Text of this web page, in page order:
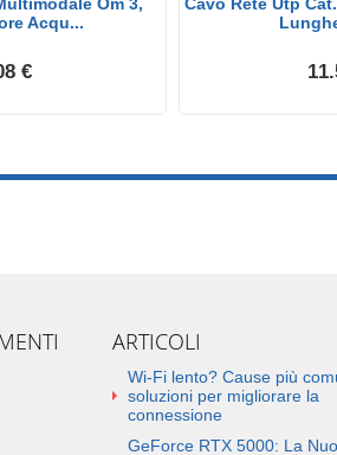
Acqu...
€
ARTICOLI
Wi-Fi lento? Cause più
soluzioni per migliorare la
connessione
GeForce RTX 5000: La